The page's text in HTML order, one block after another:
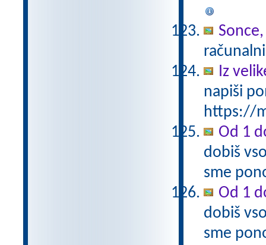
Iz
napiši
https://
Od 1
dobiš
sme
Od 1
dobiš
sme